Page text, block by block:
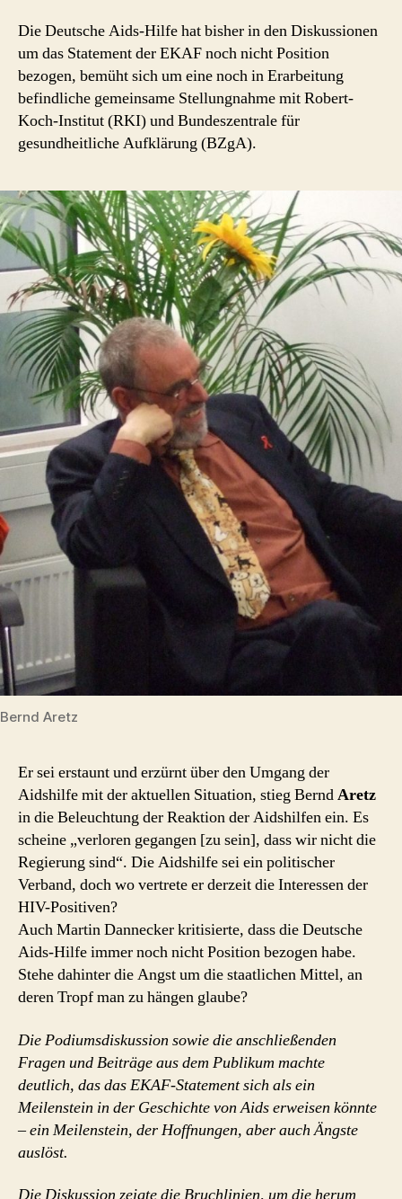
Die Deutsche Aids-Hilfe hat bisher in den Diskussionen
um das Statement der EKAF noch nicht Position
bezogen, bemüht sich um eine noch in Erarbeitung
befindliche gemeinsame Stellungnahme mit Robert-
Koch-Institut (RKI) und Bundeszentrale für
gesundheitliche Aufklärung (BZgA).
Bernd Aretz
Er sei erstaunt und erzürnt über den Umgang der
Aidshilfe mit der aktuellen Situation, stieg BerndAretz
in die Beleuchtung der Reaktion der Aidshilfen ein. Es
scheine „verloren gegangen [zu sein], dass wir nicht die
Regierung sind“. Die Aidshilfe sei ein politischer
Verband, doch wo vertrete er derzeit die Interessen der
HIV-Positiven?
Auch Martin Dannecker kritisierte, dass die Deutsche
Aids-Hilfe immer noch nicht Position bezogen habe.
Stehe dahinter die Angst um die staatlichen Mittel, an
deren Tropf man zu hängen glaube?
Die Podiumsdiskussion sowie die anschließenden
Fragen und Beiträge aus dem Publikum machte
deutlich, das das EKAF-Statement sich als ein
Meilenstein in der Geschichte von Aids erweisen könnte
– ein Meilenstein, der Hoffnungen, aber auch Ängste
auslöst.